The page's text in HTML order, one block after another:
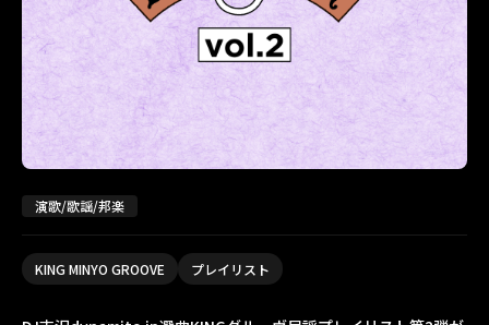
演歌/歌謡/邦楽
KING MINYO GROOVE プレイリスト